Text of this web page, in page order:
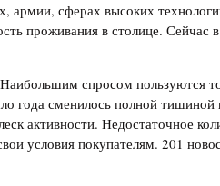
армии, сферах высоких
проживания в столице. Сейчас
Наибольшим спросом пользуются
года сменилось полной тишиной
активности. Недостаточное
условия покупателям. 201